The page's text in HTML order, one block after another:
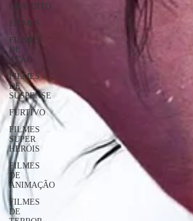
GRATUITO
FILMES
FILMES
DE
AÇÃO
FILMES
DE
SUSPENSE
FURTIVO
FILMES
SUPER
HERÓIS
FILMES
DE
ANIMAÇÃO
FILMES
DE